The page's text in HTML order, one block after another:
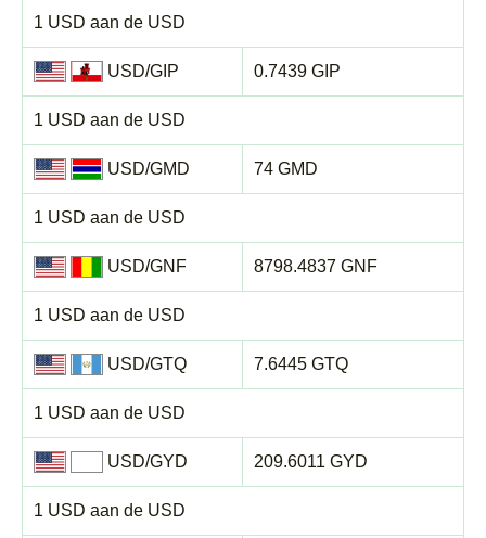
1 USD aan de USD
USD/GIP
1 USD aan de USD
0.7439 GIP
USD/GMD
1 USD aan de USD
74 GMD
USD/GNF
1 USD aan de USD
8798.4837 GNF
USD/GTQ
1 USD aan de USD
7.6445 GTQ
USD/GYD
1 USD aan de USD
209.6011 GYD